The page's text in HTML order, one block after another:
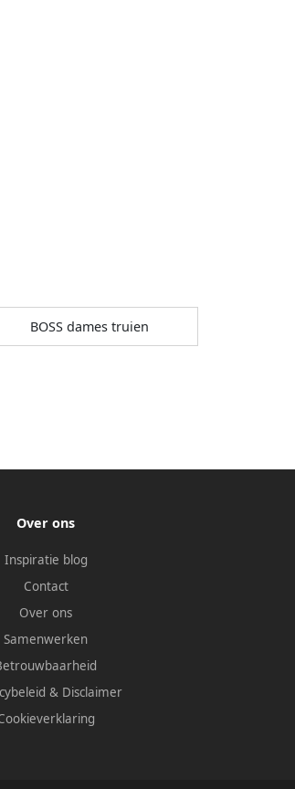
BOSS dames truien
Over ons
Inspiratie blog
Contact
Over ons
Samenwerken
& Disclaimer